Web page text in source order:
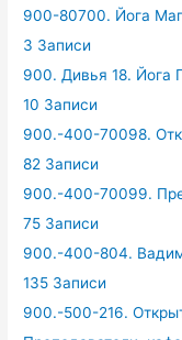
900-80700. Йога
3 Записи
900. Дивья 18. Йога
10 Записи
900.-400-70098.
82 Записи
900.-400-70099.
75 Записи
900.-400-804.
135 Записи
900.-500-216.